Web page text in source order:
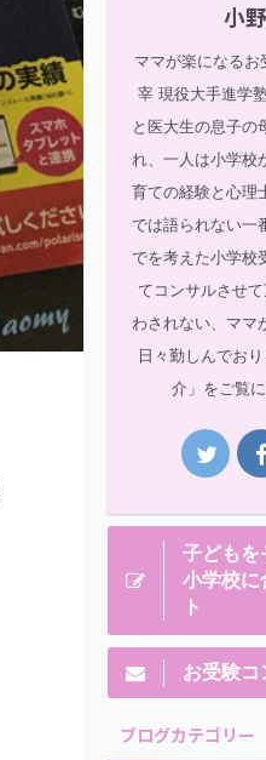
小
ママが楽になる
宰 現役大手進学
と医大生の息子の
れ、一人は小学校
育ての経験と心理
では語られない一
でを考えた小学校
てコンサルさせ
わされない、ママ
日々勤しんでお
介」をご覧
子どもを
小学校に
ト
お受験
ブログカテゴリー